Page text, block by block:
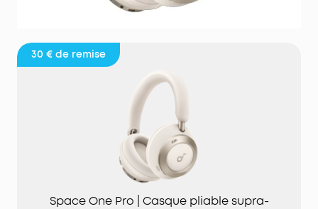
30 € de remise
Space One Pro | Casque pliable supra-